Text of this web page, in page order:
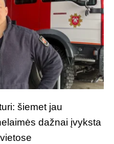
šiemet jau
dažnai įvyksta